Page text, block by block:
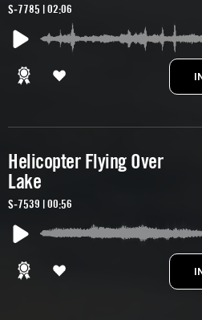
S-7785 | 02:06
Helicopter Flying Over
Lake
S-7539 | 00:56